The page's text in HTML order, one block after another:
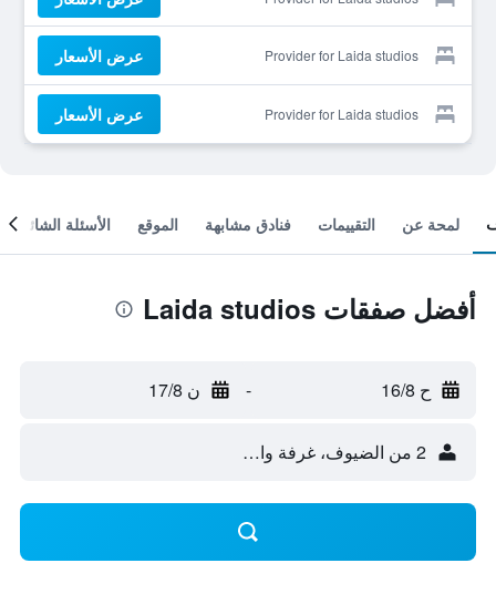
Provider for Laida studios عرض الأسعار
Provider for Laida studios عرض الأسعار
لمحة عن التقييمات فنادق مشابهة الموقع الأسئلة الشائعة
أفضل صفقات Laida studios
ح 16/8 - ن 17/8
2 من الضيوف، غرفة واحدة